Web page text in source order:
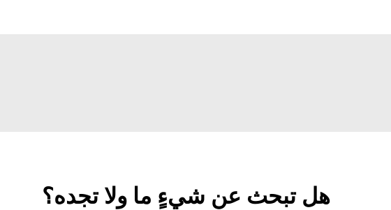
هل تبحث عن شيءٍ ما ولا تجده؟